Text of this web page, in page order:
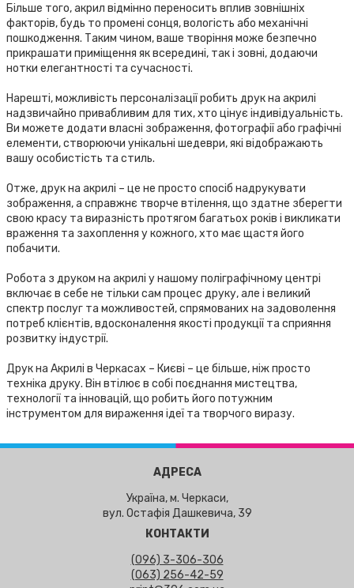
Більше того, акрил відмінно переносить вплив зовнішніх
факторів, будь то промені сонця, вологість або механічні
пошкодження. Таким чином, ваше творіння може безпечно
прикрашати приміщення як всередині, так і зовні, додаючи
нотки елегантності та сучасності.
Нарешті, можливість персоналізації робить друк на акрилі
надзвичайно привабливим для тих, хто цінує індивідуальність.
Ви можете додати власні зображення, фотографії або графічні
елементи, створюючи унікальні шедеври, які відображають
вашу особистість та стиль.
Отже, друк на акрилі – це не просто спосіб надрукувати
зображення, а справжнє творче втілення, що здатне зберегти
свою красу та виразність протягом багатьох років і викликати
враження та захоплення у кожного, хто має щастя його
побачити.
Робота з друком на акрилі у нашому поліграфічному центрі
включає в себе не тільки сам процес друку, але і великий
спектр послуг та можливостей, спрямованих на задоволення
потреб клієнтів, вдосконалення якості продукції та сприяння
розвитку індустрії.
Друк на Акрилі в Черкасах – Києві – це більше, ніж просто
техніка друку. Він втілює в собі поєднання мистецтва,
технології та інновацій, що робить його потужним
інструментом для вираження ідеї та творчого виразу.
АДРЕСА
Україна, м. Черкаси,
вул. Остафія Дашкевича, 39
КОНТАКТИ
(096) 3-306-306
(063) 256-42-59